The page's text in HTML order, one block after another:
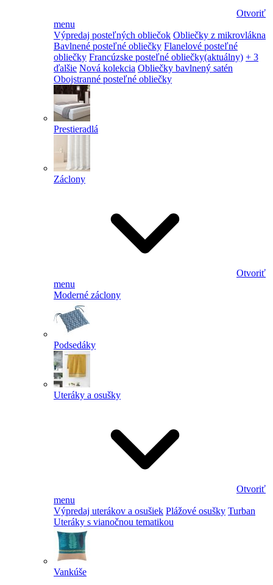
Otvoriť
menu
Výpredaj posteľných obliečok Obliečky z mikrovlákna
Bavlnené posteľné obliečky Flanelové posteľné
obliečky Francúzske posteľné obliečky(aktuálny) + 3
ďalšie Nová kolekcia Obliečky bavlnený satén
Obojstranné posteľné obliečky
Prestieradlá
Záclony
Otvoriť
menu
Moderné záclony
Podsedáky
Uteráky a osušky
Otvoriť
menu
Výpredaj uterákov a osušiek Plážové osušky Turban
Uteráky s vianočnou tematikou
Vankúše